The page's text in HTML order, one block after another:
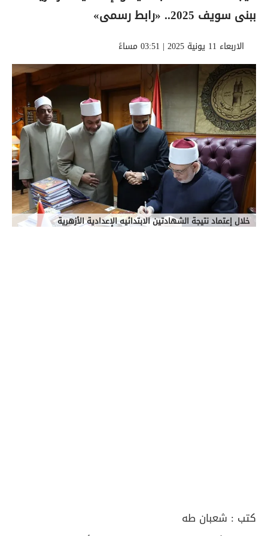
ببنى سويف 2025.. «رابط رسمى»
الاربعاء 11 يونية 2025 | 03:51 مساءً
خلال إعتماد نتيجة الشهادتين الابتدائيه الإعدادية الأزهرية
كتب : شعبان طه